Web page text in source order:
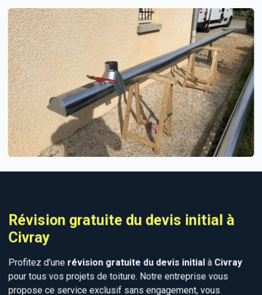
Révision gratuite du devis initial à
Civray
Profitez d’une révision gratuite du devis initial àCivray
pour tous vos projets de toiture. Notre entreprise vous
propose ce service exclusif sans engagement, vous